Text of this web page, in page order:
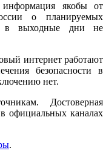
информация якобы от
о планируемых
в выходные дни не
интернет работают
безопасности в
нет.
Достоверная
официальных каналах
.